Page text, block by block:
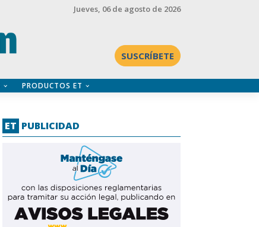
Jueves, 06 de agosto de 2026
SUSCRÍBETE
PRODUCTOS ET
ET PUBLICIDAD